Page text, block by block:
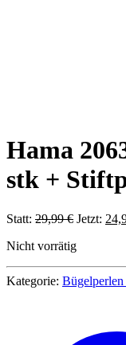
Hama
stk +
Statt: 29,99€
war:
Jetzt:
Nicht vorrätig
Kategorie: